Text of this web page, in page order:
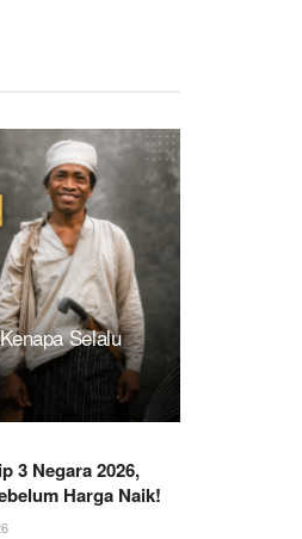
Selalu
3 Negara 2026,
Harga Naik!